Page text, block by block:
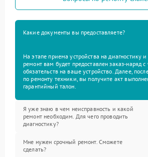
Какие документы вы предоставляете?
На этапе приема устройства на диагностику
ремонт вам будет предоставлен заказ-наряд
обязательств на ваше устройство. Далее,
по ремонту техники, вы получите акт
гарантийный талон.
Я уже знаю в чем неисправность и какой
ремонт необходим. Для чего проводить
диагностику?
Мне нужен срочный ремонт. Сможете
сделать?